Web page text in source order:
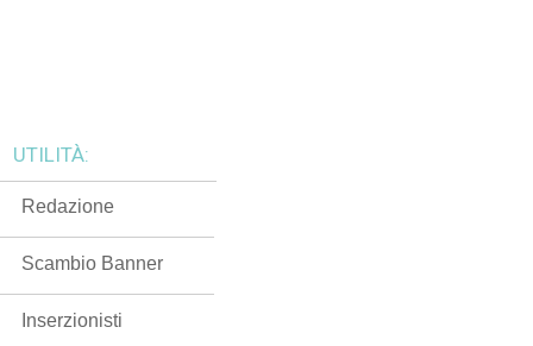
UTILITÀ:
Redazione
Scambio Banner
Inserzionisti